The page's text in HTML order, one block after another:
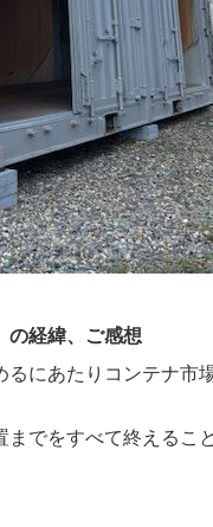
の経緯、ご感想
にあたりコンテナ市
でをすべて終えるこ